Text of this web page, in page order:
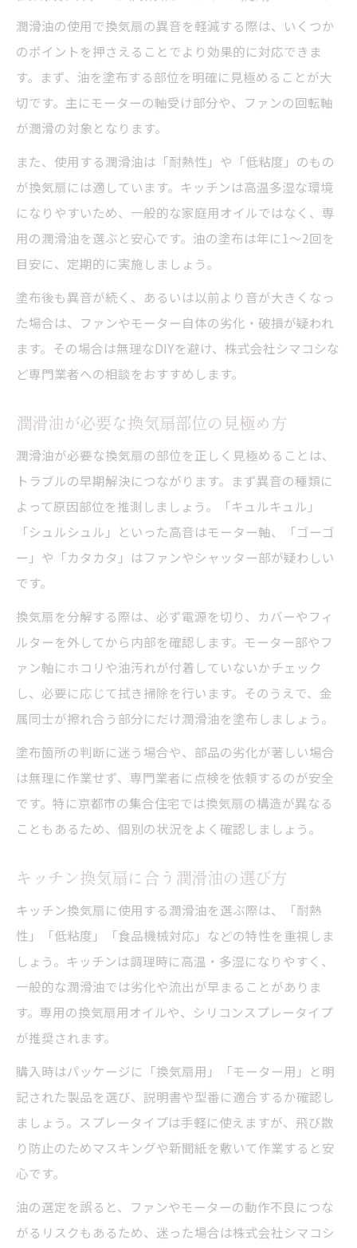
潤滑油の使用で換気扇の異音を軽減する際は、いくつか
のポイントを押さえることでより効果的に対応できま
す。まず、油を塗布する部位を明確に見極めることが大
切です。主にモーターの軸受け部分や、ファンの回転軸
が潤滑の対象となります。
また、使用する潤滑油は「耐熱性」や「低粘度」のもの
が換気扇には適しています。キッチンは高温多湿な環境
になりやすいため、一般的な家庭用オイルではなく、専
用の潤滑油を選ぶと安心です。油の塗布は年に1～2回を
目安に、定期的に実施しましょう。
塗布後も異音が続く、あるいは以前より音が大きくなっ
た場合は、ファンやモーター自体の劣化・破損が疑われ
ます。その場合は無理なDIYを避け、株式会社シマコシな
ど専門業者への相談をおすすめします。
潤滑油が必要な換気扇部位の見極め方
潤滑油が必要な換気扇の部位を正しく見極めることは、
トラブルの早期解決につながります。まず異音の種類に
よって原因部位を推測しましょう。「キュルキュル」
「シュルシュル」といった高音はモーター軸、「ゴーゴ
ー」や「カタカタ」はファンやシャッター部が疑わしい
です。
換気扇を分解する際は、必ず電源を切り、カバーやフィ
ルターを外してから内部を確認します。モーター部やフ
ァン軸にホコリや油汚れが付着していないかチェック
し、必要に応じて拭き掃除を行います。そのうえで、金
属同士が擦れ合う部分にだけ潤滑油を塗布しましょう。
塗布箇所の判断に迷う場合や、部品の劣化が著しい場合
は無理に作業せず、専門業者に点検を依頼するのが安全
です。特に京都市の集合住宅では換気扇の構造が異なる
こともあるため、個別の状況をよく確認しましょう。
キッチン換気扇に合う潤滑油の選び方
キッチン換気扇に使用する潤滑油を選ぶ際は、「耐熱
性」「低粘度」「食品機械対応」などの特性を重視しま
しょう。キッチンは調理時に高温・多湿になりやすく、
一般的な潤滑油では劣化や流出が早まることがありま
す。専用の換気扇用オイルや、シリコンスプレータイプ
が推奨されます。
購入時はパッケージに「換気扇用」「モーター用」と明
記された製品を選び、説明書や型番に適合するか確認し
ましょう。スプレータイプは手軽に使えますが、飛び散
り防止のためマスキングや新聞紙を敷いて作業すると安
心です。
油の選定を誤ると、ファンやモーターの動作不良につな
がるリスクもあるため、迷った場合は株式会社シマコシ